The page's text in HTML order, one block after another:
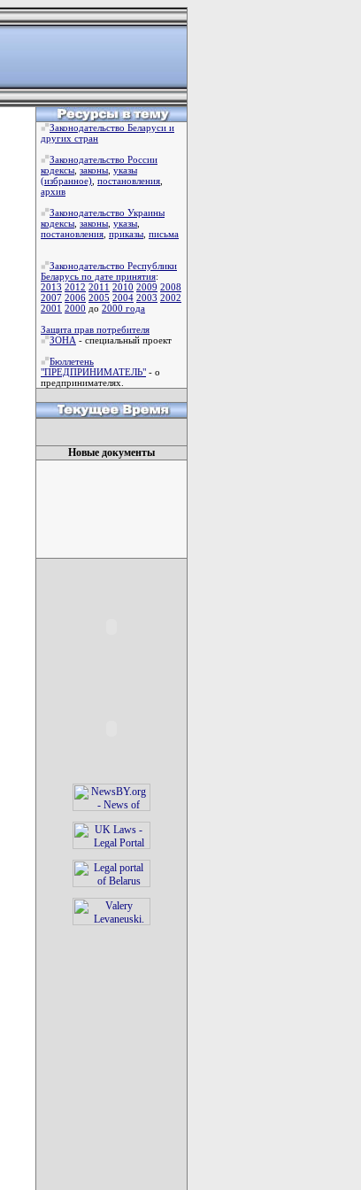
Законодательство Беларуси и
других стран
Законодательство России
кодексы законы указы
(избранное) постановления
архив
Законодательство Украины
кодексы законы указы
постановления приказы письма
Законодательство Республики
Беларусь по дате принятия:
2013 2012 2011 2010 2009 2008
2007 2006 2005 2004 2003 2002
2001 2000 до 2000 года
Защита прав потребителя
ЗОНА - специальный проект
Бюллетень
"ПРЕДПРИНИМАТЕЛЬ" - о
предпринимателях.
Новые документы